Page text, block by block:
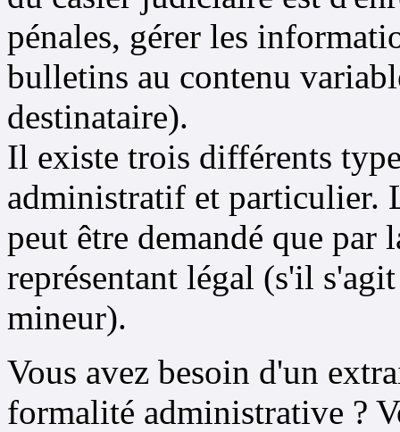
pénales, gérer les
bulletins au contenu
destinataire).
Il existe trois différents
administratif et particulier.
peut être demandé que par
représentant légal (s'il
mineur).
Vous avez besoin d'un
formalité administrative ?